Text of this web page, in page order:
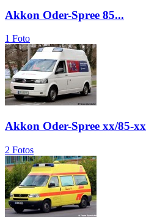
Akkon Oder-Spree 85...
1 Foto
Akkon Oder-Spree xx/85-xx
2 Fotos